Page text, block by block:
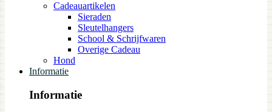
Cadeauartikelen
Sieraden
Sleutelhangers
School & Schrijfwaren
Overige Cadeau
Hond
Informatie
Informatie